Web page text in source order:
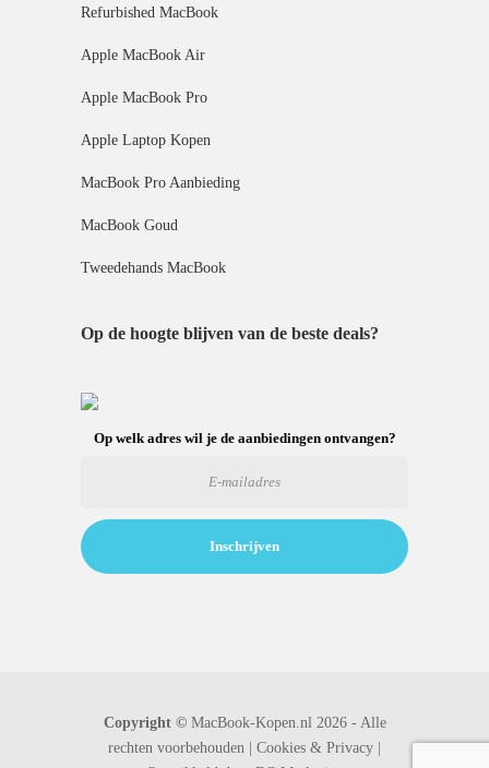
Refurbished MacBook
Apple MacBook Air
Apple MacBook Pro
Apple Laptop Kopen
MacBook Pro Aanbieding
MacBook Goud
Tweedehands MacBook
Op de hoogte blijven van de beste deals?
Op welk adres wil je de aanbiedingen ontvangen?
Copyright ©MacBook-Kopen.nl 2026 - Alle
rechten voorbehouden | Cookies & Privacy |